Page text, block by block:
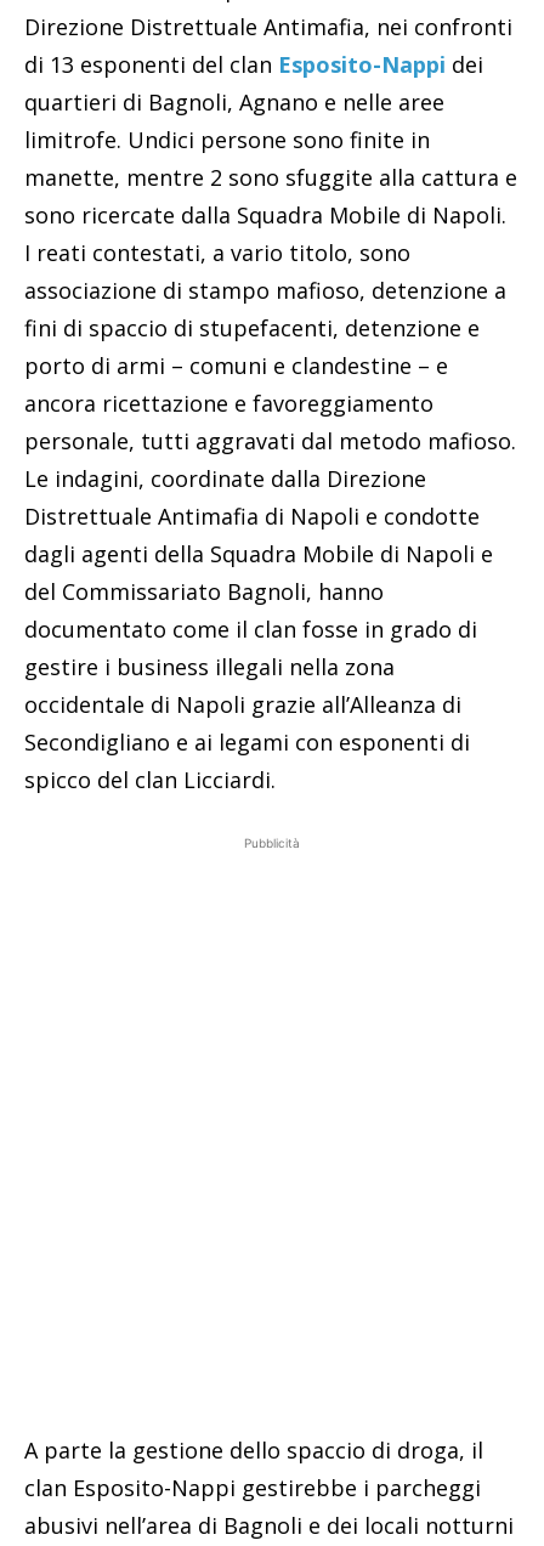
Direzione Distrettuale Antimafia, nei confronti
di 13 esponenti del clan Esposito-Nappi dei
quartieri di Bagnoli, Agnano e nelle aree
limitrofe. Undici persone sono finite in
manette, mentre 2 sono sfuggite alla cattura e
sono ricercate dalla Squadra Mobile di Napoli.
I reati contestati, a vario titolo, sono
associazione di stampo mafioso, detenzione a
fini di spaccio di stupefacenti, detenzione e
porto di armi – comuni e clandestine – e
ancora ricettazione e favoreggiamento
personale, tutti aggravati dal metodo mafioso.
Le indagini, coordinate dalla Direzione
Distrettuale Antimafia di Napoli e condotte
dagli agenti della Squadra Mobile di Napoli e
del Commissariato Bagnoli, hanno
documentato come il clan fosse in grado di
gestire i business illegali nella zona
occidentale di Napoli grazie all’Alleanza di
Secondigliano e ai legami con esponenti di
spicco del clan Licciardi.
Pubblicità
A parte la gestione dello spaccio di droga, il
clan Esposito-Nappi gestirebbe i parcheggi
abusivi nell’area di Bagnoli e dei locali notturni